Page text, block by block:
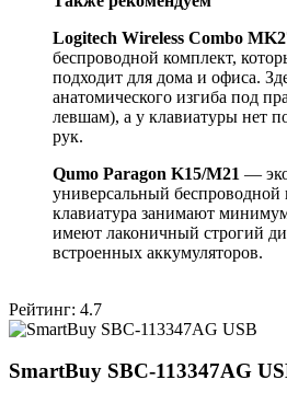
Logitech Wireless Combo MK
беспроводной комплект,
подходит для дома и офиса.
анатомического изгиба под
левшам), а у клавиатуры нет
рук.
Qumo Paragon K15/M21 —
универсальный
клавиатура занимают
имеют лаконичный строгий
встроенных аккумуляторов.
Рейтинг: 4.7
SmartBuy SBC-113347AG